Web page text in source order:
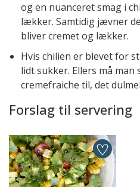
og en nuanceret smag i
lækker. Samtidig jævner
bliver cremet og lækker.
Hvis chilien er blevet for
lidt sukker. Ellers må man
cremefraiche til, det
Forslag til servering